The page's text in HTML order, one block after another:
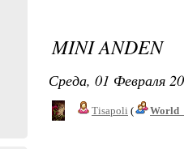
MINI ANDEN
Среда, 01 Февраля
Tisapoli (